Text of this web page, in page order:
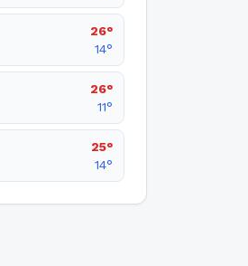
26°
14°
26°
11°
25°
14°